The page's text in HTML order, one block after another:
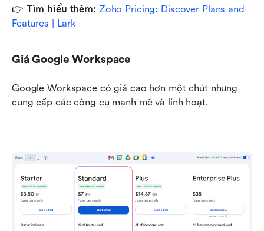
👉 Tìm hiểu thêm: Zoho Pricing: Discover Plans and
Features | Lark
Giá Google Workspace
Google Workspace có giá cao hơn một chút nhưng
cung cấp các công cụ mạnh mẽ và linh hoạt.